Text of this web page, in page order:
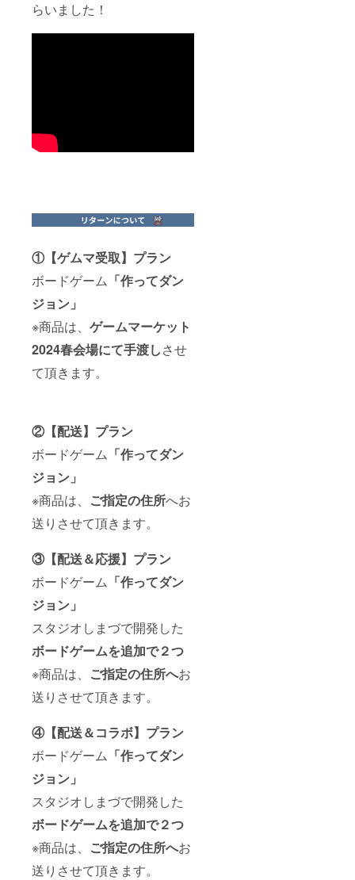
らいました！
①【ゲムマ受取】プラン
ボードゲーム 「作ってダン
ジョン」
※商品は、 ゲームマーケット
2024春会場にて手渡しさせ
て頂きます。
②【配送】プラン
ボードゲーム 「作ってダン
ジョン」
※商品は、 ご指定の住所へお
送りさせて頂きます。
③【配送＆応援】プラン
ボードゲーム 「作ってダン
ジョン」
スタジオしまづで開発した
ボードゲームを追加で２つ
※商品は、 ご指定の住所へお
送りさせて頂きます。
④【配送＆コラボ】プラン
ボードゲーム 「作ってダン
ジョン」
スタジオしまづで開発した
ボードゲームを追加で２つ
※商品は、 ご指定の住所へお
送りさせて頂きます。